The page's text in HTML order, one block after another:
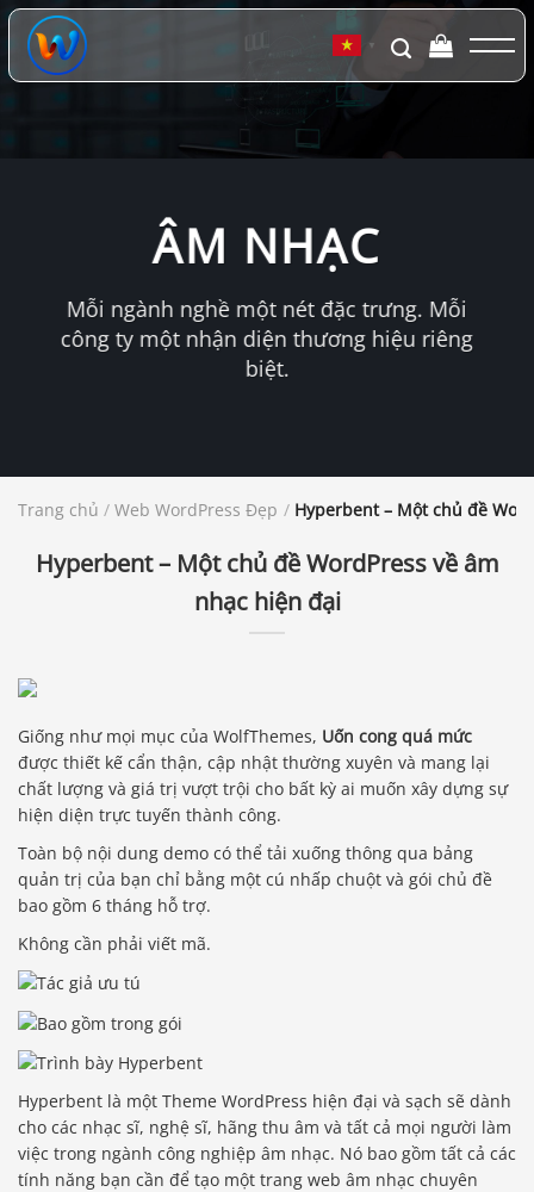
Chuyển
đến
dung
▼
ÂM NHẠC
Mỗi ngành nghề một nét đặc trưng. Mỗi
công ty một nhận diện thương hiệu riêng
biệt.
Trang chủ / Web WordPress Đẹp / Hyperbent – Một chủ đề
Hyperbent – Một chủ đề WordPress về âm
nhạc hiện đại
Giống như mọi mục của WolfThemes, Uốn cong quá mức
được thiết kế cẩn thận, cập nhật thường xuyên và mang lại
chất lượng và giá trị vượt trội cho bất kỳ ai muốn xây dựng sự
hiện diện trực tuyến thành công.
Toàn bộ nội dung demo có thể tải xuống thông qua bảng
quản trị của bạn chỉ bằng một cú nhấp chuột và gói chủ đề
bao gồm 6 tháng hỗ trợ.
Không cần phải viết mã.
Hyperbent là một Theme WordPress hiện đại và sạch sẽ dành
cho các nhạc sĩ, nghệ sĩ, hãng thu âm và tất cả mọi người làm
việc trong ngành công nghiệp âm nhạc. Nó bao gồm tất cả các
tính năng bạn cần để tạo một trang web âm nhạc chuyên